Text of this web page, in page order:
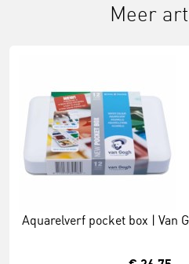
Meer
Aquarelverf pocket box | Van